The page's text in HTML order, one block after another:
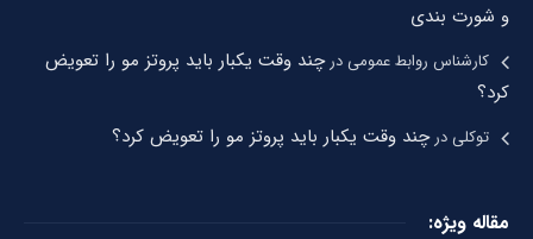
و شورت بندی
کارشناس روابط عمومیدرچند وقت یکبار باید پروتز مو را تعویض
کرد؟
توکلیدرچند وقت یکبار باید پروتز مو را تعویض کرد؟
مقاله ویژه: